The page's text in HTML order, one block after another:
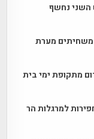
השני נחשף
משחיתים מערת
מתקופת ימי בית
למרגלות הר